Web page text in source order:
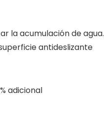
la acumulación de agua.
antideslizante
adicional